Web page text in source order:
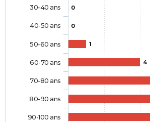
0
0
1
4
30-40 ans
40-50 ans
50-60 ans
60-70 ans
70-80 ans
80-90 ans
90-100 ans